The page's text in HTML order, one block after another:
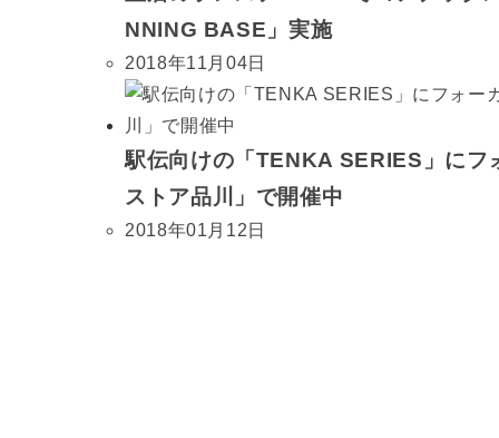
NNING BASE」実施
2018年11月04日
駅伝向けの「TENKA SERIES」にフ
ストア品川」で開催中
2018年01月12日